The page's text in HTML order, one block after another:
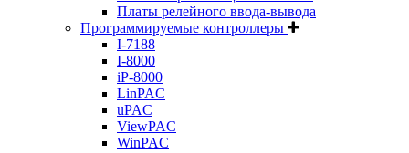
Платы релейного ввода-вывода
Программируемые контроллеры
I-7188
I-8000
iP-8000
LinPAC
uPAC
ViewPAC
WinPAC